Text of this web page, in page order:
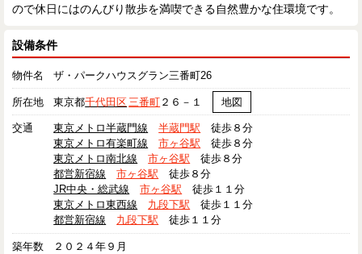
ので休日にはのんびり散歩を満喫できる自然豊かな住環境です。
設備条件
物件名 ザ・パークハウスグラン三番町26
所在地 東京都千代田区 三番町 ２６－１ 地図
交通 東京メトロ半蔵門線 半蔵門駅 徒歩８分
東京メトロ有楽町線
市ヶ谷駅 徒歩８分
東京メトロ南北線
市ヶ谷駅 徒歩８分
都営新宿線
市ヶ谷駅 徒歩８分
JR中央・総武線
市ヶ谷駅 徒歩１１分
東京メトロ東西線
九段下駅 徒歩１１分
都営新宿線
九段下駅 徒歩１１分
築年数 ２０２４年９月